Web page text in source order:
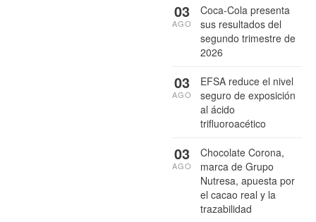
Coca-Cola presenta
sus resultados del
segundo trimestre de
2026
03
AGO
EFSA reduce el nivel
seguro de exposición
al ácido
trifluoroacético
03
AGO
Chocolate Corona,
marca de Grupo
Nutresa, apuesta por
el cacao real y la
trazabilidad
03
AGO